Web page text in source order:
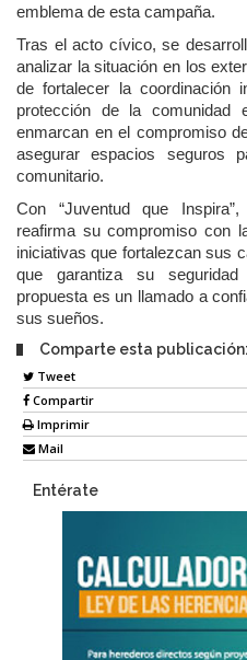
emblema de esta campaña.
Tras el acto cívico, se
analizar la situación en los
de fortalecer la coordinación
protección de la comunidad
enmarcan en el compromiso
asegurar espacios seguros
comunitario.
Con “Juventud que
reafirma su compromiso con
iniciativas que fortalezcan sus
que garantiza su
propuesta es un llamado a
sus sueños.
Comparte esta publicación:
Tweet
Compartir
Imprimir
Mail
Entérate